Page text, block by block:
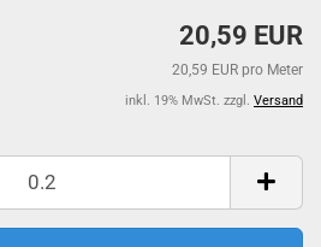
20,59 EUR
20,59 EUR pro Meter
inkl. 19% MwSt. zzgl. Versand